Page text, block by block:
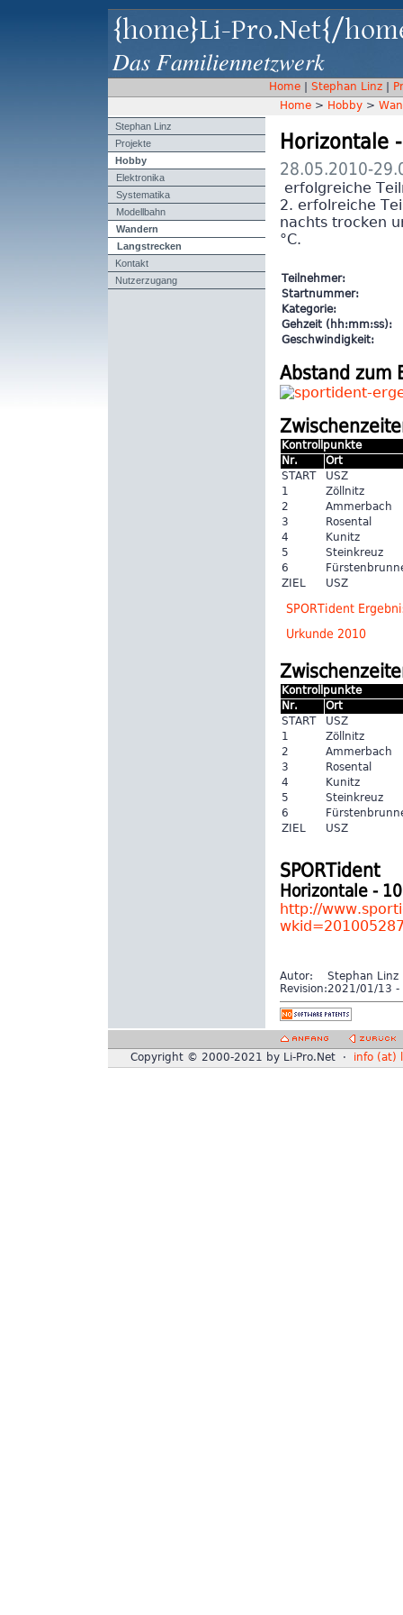
{home}Li-Pro.Net{/
Das Familiennetzwerk
Home| Stephan Linz|
Home > Hobby >
Stephan Linz
Projekte
Hobby
Elektronika
Systematika
Modellbahn
Wandern
Langstrecken
Kontakt
Nutzerzugang
Horizontale
28.05.2010-
erfolgreiche
2. erfolreiche
nachts trocken
°C.
Teilnehmer:
Startnummer:
Kategorie:
Gehzeit (hh:mm:ss):
Geschwindigkeit:
Abstand zum
Kontrollpunkte
Nr.
Ort
START
USZ
Zöllnitz
2
Ammerbach
3
Rosental
4
Kunitz
5
Steinkreuz
6
ZIEL
USZ
SPORTident
Urkunde 2010
Kontrollpunkte
Nr.
Ort
START
USZ
Zöllnitz
2
Ammerbach
3
Rosental
4
Kunitz
5
Steinkreuz
6
ZIEL
USZ
SPORTident
Horizontale -
http://
Autor:
Stephan Linz
Revision: 2021/01/13 -
Copyright © 2000-2021 by Li-Pro.Net · info (at)